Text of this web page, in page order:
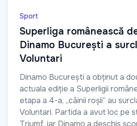
Sport
Superliga românească
Dinamo București a
Voluntari
Dinamo București a obținut a
actuala ediție a Superligii
etapa a 4-a, „câinii roșii” au
Voluntari. Partida a avut loc pe
Triumf, iar Dinamo a deschis